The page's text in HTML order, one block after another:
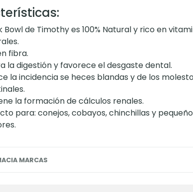
Bowl de Timothy es 100% Natural y rico en
fibra.
la digestión y favorece el desgaste dental.
la incidencia se heces blandas y de los
la formación de cálculos renales.
para: conejos, cobayos, chinchillas y
MARCAS